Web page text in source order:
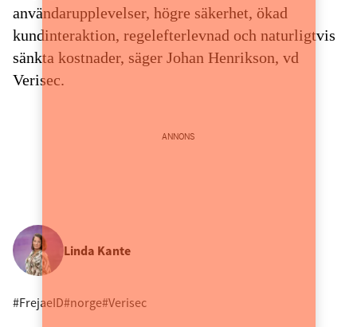
användarupplevelser, högre säkerhet, ökad
kundinteraktion, regelefterlevnad och naturligtvis
sänkta kostnader, säger Johan Henrikson, vd
Verisec.
ANNONS
Linda Kante
#FrejaeID#norge#Verisec